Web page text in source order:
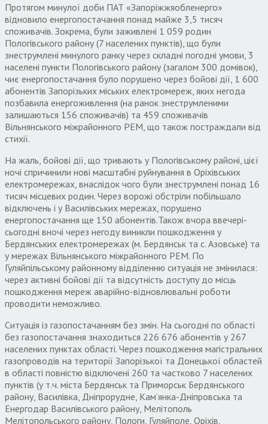
Протягом минулої доби ПАТ «Запоріжжяобленерго»
відновило енергопостачання понад майже 3,5 тисяч
споживачів. Зокрема, були заживлені 1 059 родин
Пологівського району (7 населених пунктів), що були
знеструмлені минулого ранку через складні погодні умови, 3
населені пункти Пологівського району (загалом 300 домівок),
чиє енергопостачання було порушено через бойові дії, 1 600
абонентів Запорізьких міських електромереж, яких негода
позбавила енергоживлення (на ранок знеструмленими
залишаються 156 споживачів) та 459 споживачів
Вільнянського міжрайонного РЕМ, що також постраждали від
стихії.
На жаль, бойові дії, що тривають у Пологівському районі, цієї
ночі спричинили нові масштабні руйнування в Оріхівських
електромережах, внаслідок чого були знеструмлені понад 16
тисяч місцевих родин. Через ворожі обстріли побільшало
відключень і у Василівських мережах, порушено
енергопостачання ще 150 абонентів.Також вчора ввечері-
сьогодні вночі через негоду виникли пошкодження у
Бердянських електромережах (м. Бердянськ та с. Азовське) та
у мережах Вільнянського міжрайонного РЕМ. По
Гуляйпільському районному відділенню ситуація не змінилася:
через активні бойові дії та відсутність доступу до місць
пошкодження мереж аварійно-відновлювальні роботи
проводити неможливо.
Ситуація із газопостачанням без змін. На сьогодні по області
без газопостачання знаходиться 226 676 абонентів у 267
населених пунктах області. Через пошкодження магістральних
газопроводів на території Запорізької та Донецької областей
в області повністю відключені 260 та частково 7 населених
пунктів (у т.ч. міста Бердянськ та Приморськ Бердянського
району, Василівка, Дніпрорудне, Кам’янка-Дніпровська та
Енергодар Василівського району, Мелітополь
Мелітопольського району, Пологи, Гуляйполе, Оріхів,